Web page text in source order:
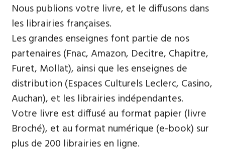
Nous publions votre livre, et le diffusons dans
les librairies françaises​.
Les grandes enseignes font partie de nos
partenaires (Fnac, Amazon, Decitre, Chapitre,
Furet, Mollat), ainsi que les enseignes de
distribution (Espaces Culturels Leclerc, Casino,
Auchan), et les librairies indépendantes.
Votre livre est diffusé au format papier (livre
Broché), et au format numérique (e-book) sur
plus de 200 librairies en ligne.